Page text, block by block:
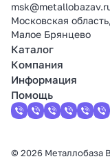
Московская
Малое Брянцево
Каталог
Компания
Информация
Помощь
© 2026 Металлобаза